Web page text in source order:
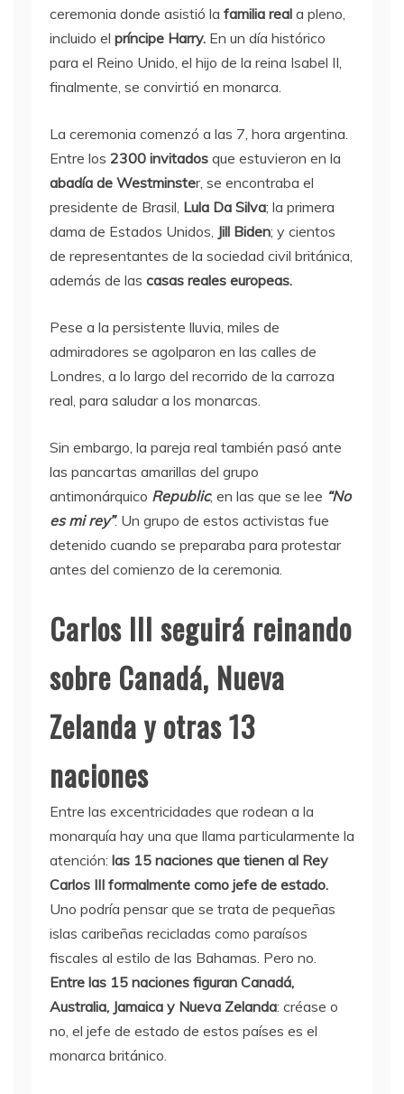
ceremonia donde asistió la familia real a pleno,
incluido el príncipe Harry. En un día histórico
para el Reino Unido, el hijo de la reina Isabel II,
finalmente, se convirtió en monarca.
La ceremonia comenzó a las 7, hora argentina.
Entre los 2300 invitados que estuvieron en la
abadía de Westminster, se encontraba el
presidente de Brasil, Lula Da Silva; la primera
dama de Estados Unidos, Jill Biden; y cientos
de representantes de la sociedad civil británica,
además de las casas reales europeas.
Pese a la persistente lluvia, miles de
admiradores se agolparon en las calles de
Londres, a lo largo del recorrido de la carroza
real, para saludar a los monarcas.
Sin embargo, la pareja real también pasó ante
las pancartas amarillas del grupo
antimonárquico Republic, en las que se lee “No
es mi rey”. Un grupo de estos activistas fue
detenido cuando se preparaba para protestar
antes del comienzo de la ceremonia.
Carlos III seguirá reinando
sobre Canadá, Nueva
Zelanda y otras 13
naciones
Entre las excentricidades que rodean a la
monarquía hay una que llama particularmente la
atención: las 15 naciones que tienen al Rey
Carlos III formalmente como jefe de estado.
Uno podría pensar que se trata de pequeñas
islas caribeñas recicladas como paraísos
fiscales al estilo de las Bahamas. Pero no.
Entre las 15 naciones figuran Canadá,
Australia, Jamaica y Nueva Zelanda: créase o
no, el jefe de estado de estos países es el
monarca británico.